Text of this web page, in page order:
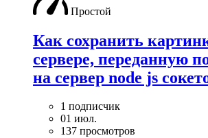
Простой
Как сохранить
сервере, переданную
на сервер node js
1 подписчик
01 июл.
137 просмотров